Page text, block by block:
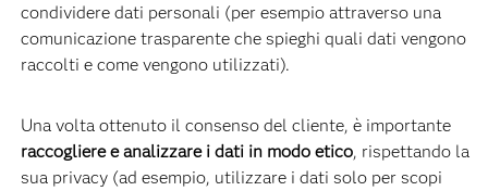
condividere dati personali (per esempio attraverso una
comunicazione trasparente che spieghi quali dati vengono
raccolti e come vengono utilizzati).
Una volta ottenuto il consenso del cliente, è importante
raccogliere e analizzare i dati in modo etico, rispettando la
sua privacy (ad esempio, utilizzare i dati solo per scopi